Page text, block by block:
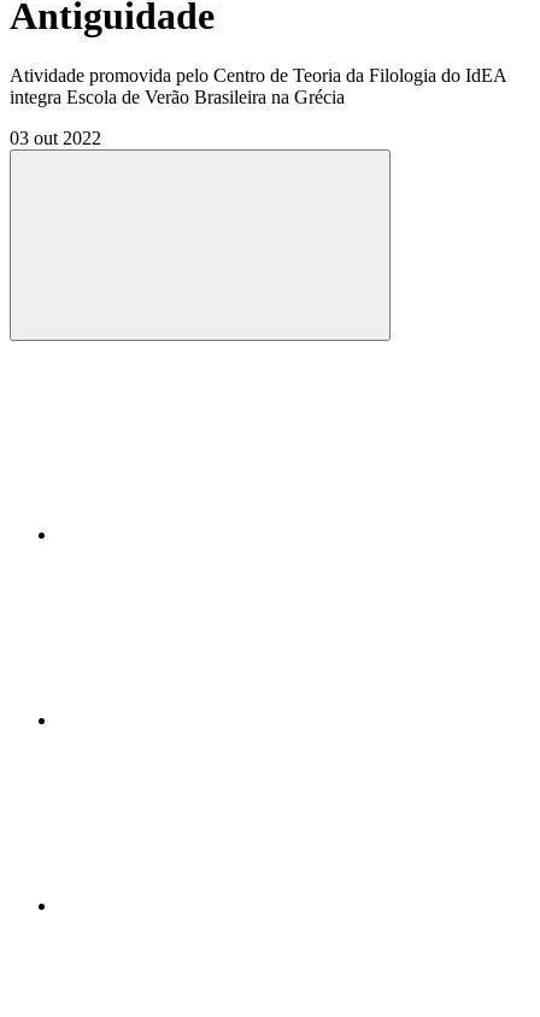
Antiguidade
Atividade promovida pelo Centro de Teoria da Filologia do IdEA
integra Escola de Verão Brasileira na Grécia
03 out 2022
Compartilhar